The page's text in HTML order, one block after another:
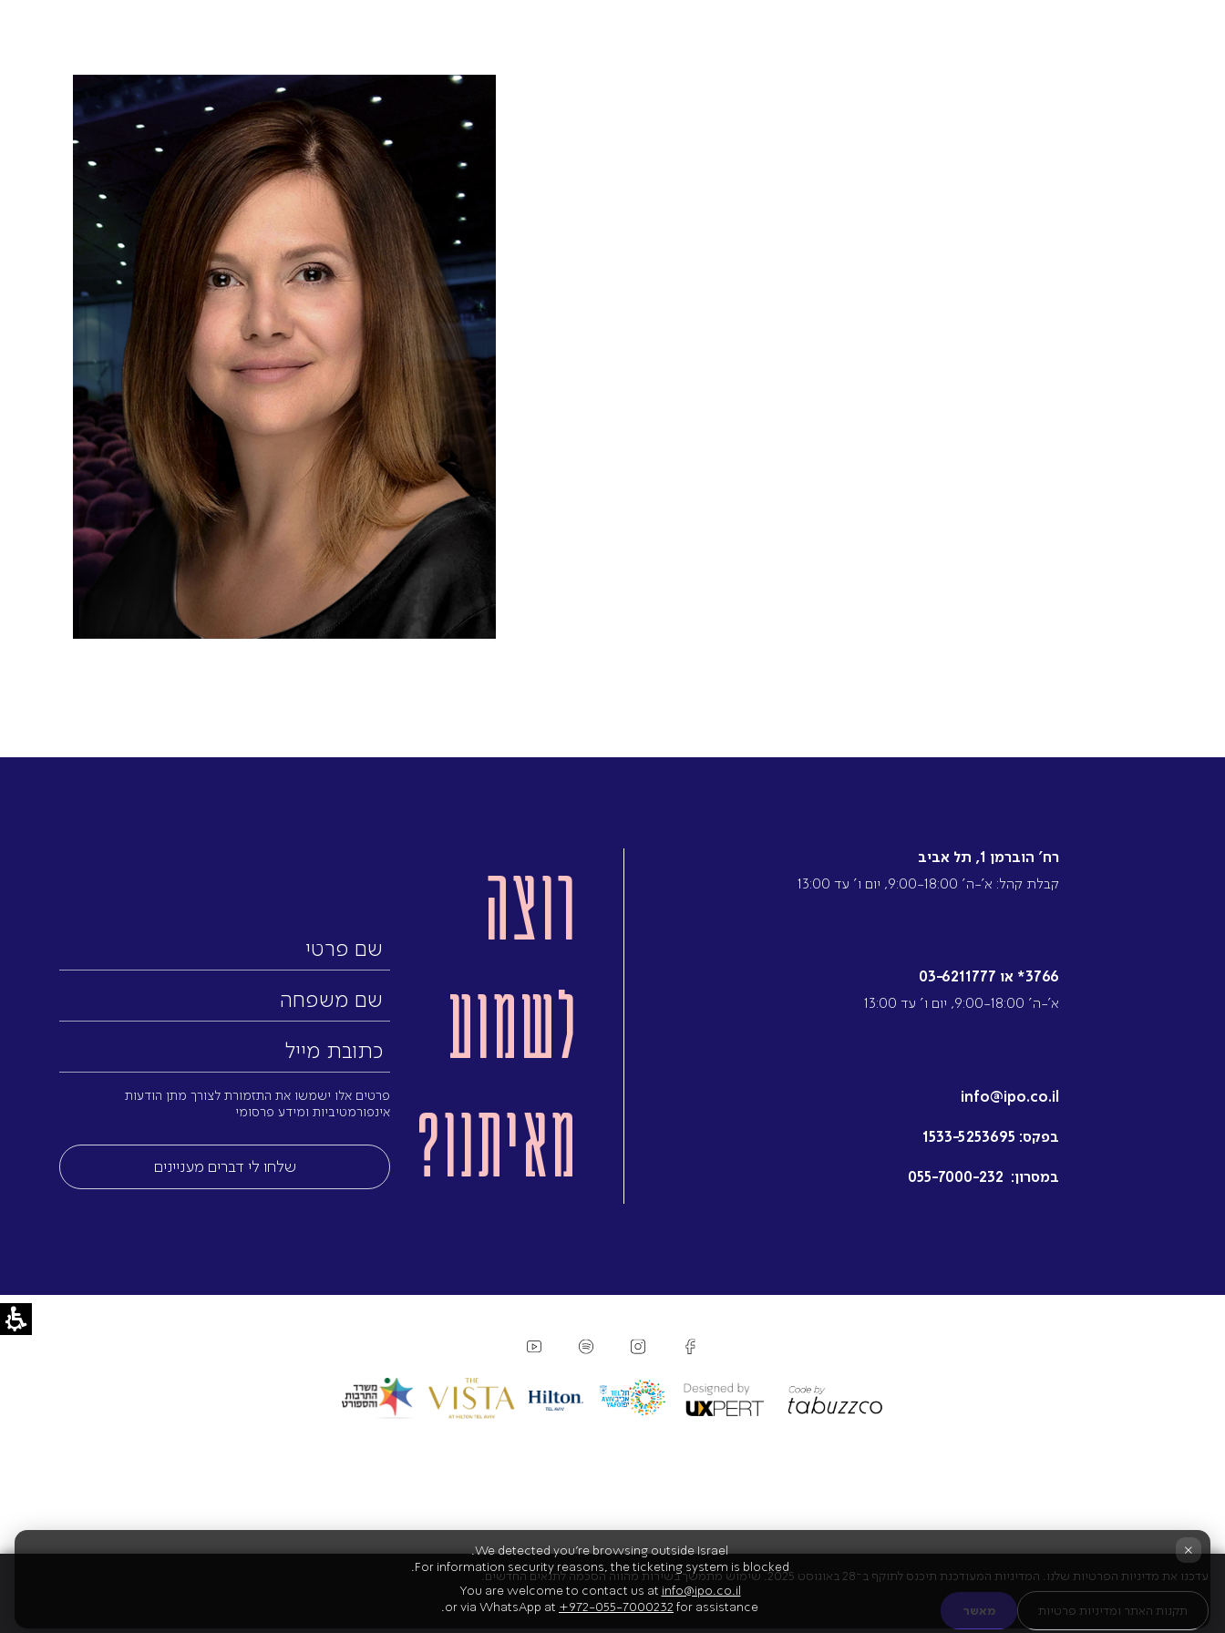
רח’ הוברמן 1, תל אביב
קבלת קהל: א’-ה’ 9:00-18:00, יום ו’ עד 13:00
3766* או 03-6211777
א’-ה’ 9:00-18:00, יום ו’ עד 13:00
info@ipo.co.il
בפקס: 1533-5253695
במסרון:
רוצה
לשמוע
מאיתנו?
שם
פרטי
שם
משפחה
כתובת
מייל
(חובה)
פרטים אלו ישמשו את התזמורת לצורך מתן הודעות
אינפורמטיביות ומידע פרסומי
עדכנו את מדיניות הפרטיות שלנו. המדיניות המעודכנת תיכנס לתוקף ב־28 באוגוסט 2025. שימוש מתמשך בשירות מהווה הסכמה לתנאים החדשים.
תקנות האתר ומדיניות פרטיות מאשר
×
We detected you're browsing outside Israel.
For information security reasons, the ticketing system is blocked.
You are welcome to contact us at info@ipo.co.il
or via WhatsApp at +972-055-7000232 for assistance.